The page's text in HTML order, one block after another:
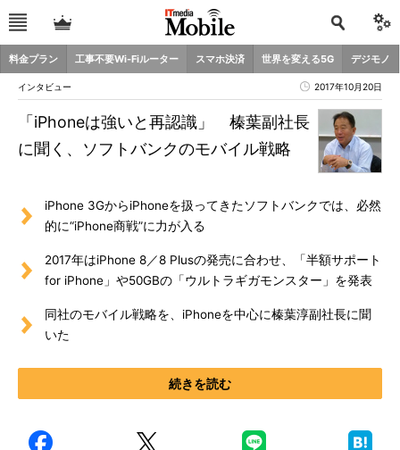
料金プラン 工事不要Wi-Fiルーター スマホ決済 世界を変える5G デジモノ
インタビュー 2017年10月20日
「iPhoneは強いと再認識」 榛葉副社長
に聞く、ソフトバンクのモバイル戦略
iPhone 3GからiPhoneを扱ってきたソフトバンクでは、必然
的に“iPhone商戦”に力が入る
2017年はiPhone 8／8 Plusの発売に合わせ、「半額サポート
for iPhone」や50GBの「ウルトラギガモンスター」を発表
同社のモバイル戦略を、iPhoneを中心に榛葉淳副社長に聞
いた
続きを読む